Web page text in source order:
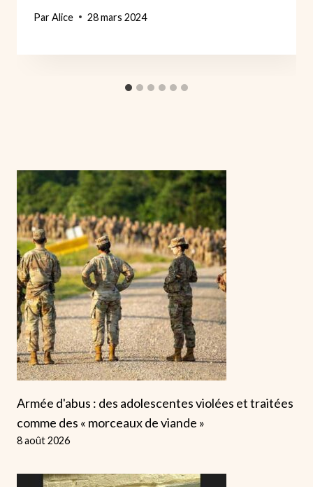
ParAlice 28 mars 2024
Armée d'abus : des adolescentes violées et traitées
comme des « morceaux de viande »
8 août 2026